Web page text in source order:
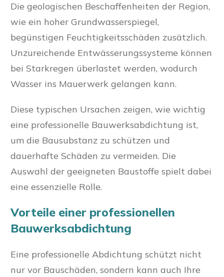
Die geologischen Beschaffenheiten der Region,
wie ein hoher Grundwasserspiegel,
begünstigen Feuchtigkeitsschäden zusätzlich.
Unzureichende Entwässerungssysteme können
bei Starkregen überlastet werden, wodurch
Wasser ins Mauerwerk gelangen kann.
Diese typischen Ursachen zeigen, wie wichtig
eine professionelle Bauwerksabdichtung ist,
um die Bausubstanz zu schützen und
dauerhafte Schäden zu vermeiden. Die
Auswahl der geeigneten Baustoffe spielt dabei
eine essenzielle Rolle.
Vorteile einer professionellen
Bauwerksabdichtung
Eine professionelle Abdichtung schützt nicht
nur vor Bauschäden, sondern kann auch Ihre